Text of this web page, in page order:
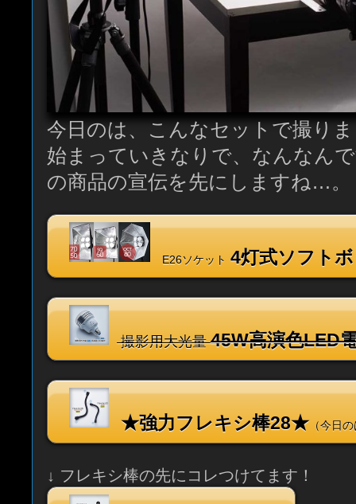
今日のは、こんなセットで撮り
始まっていきなりで、なんなん
の商品の宣伝を先にしますね…。
E26ソケット 4灯式ソフト
撮影用大光量45W高演色LED
★強力フレキシ棒28★（今日
↓ フレキシ棒の先にコレつけてます！